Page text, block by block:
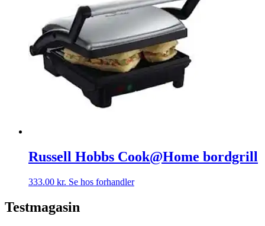
Russell Hobbs Cook@Home bordgrill
333.00 kr. Se hos forhandler
Testmagasin